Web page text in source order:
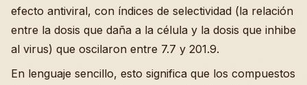
efecto antiviral, con índices de selectividad (la relación
entre la dosis que daña a la célula y la dosis que inhibe
al virus) que oscilaron entre 7.7 y 201.9.
En lenguaje sencillo, esto significa que los compuestos